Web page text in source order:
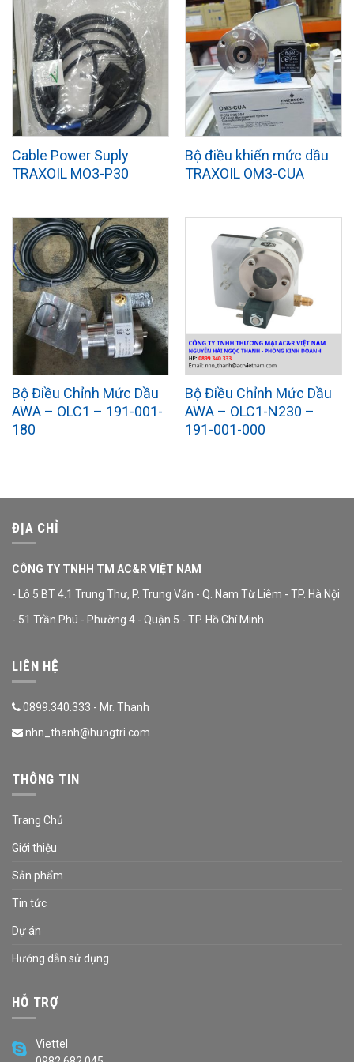
Cable Power Suply
TRAXOIL MO3-P30
Bộ điều khiển mức dầu
TRAXOIL OM3-CUA
Bộ Điều Chỉnh Mức Dầu
AWA – OLC1 – 191-001-
180
Bộ Điều Chỉnh Mức Dầu
AWA – OLC1-N230 –
191-001-000
ĐỊA CHỈ
CÔNG TY TNHH TM AC&R VIỆT NAM
- Lô 5 BT 4.1 Trung Thư, P. Trung Văn - Q. Nam Từ Liêm - TP. Hà Nội
- 51 Trần Phú - Phường 4 - Quận 5 - TP. Hồ Chí Minh
LIÊN HỆ
0899.340.333 - Mr. Thanh
nhn_thanh@hungtri.com
THÔNG TIN
Trang Chủ
Giới thiệu
Sản phẩm
Tin tức
Dự án
Hướng dẫn sử dụng
HỖ TRỢ
Viettel